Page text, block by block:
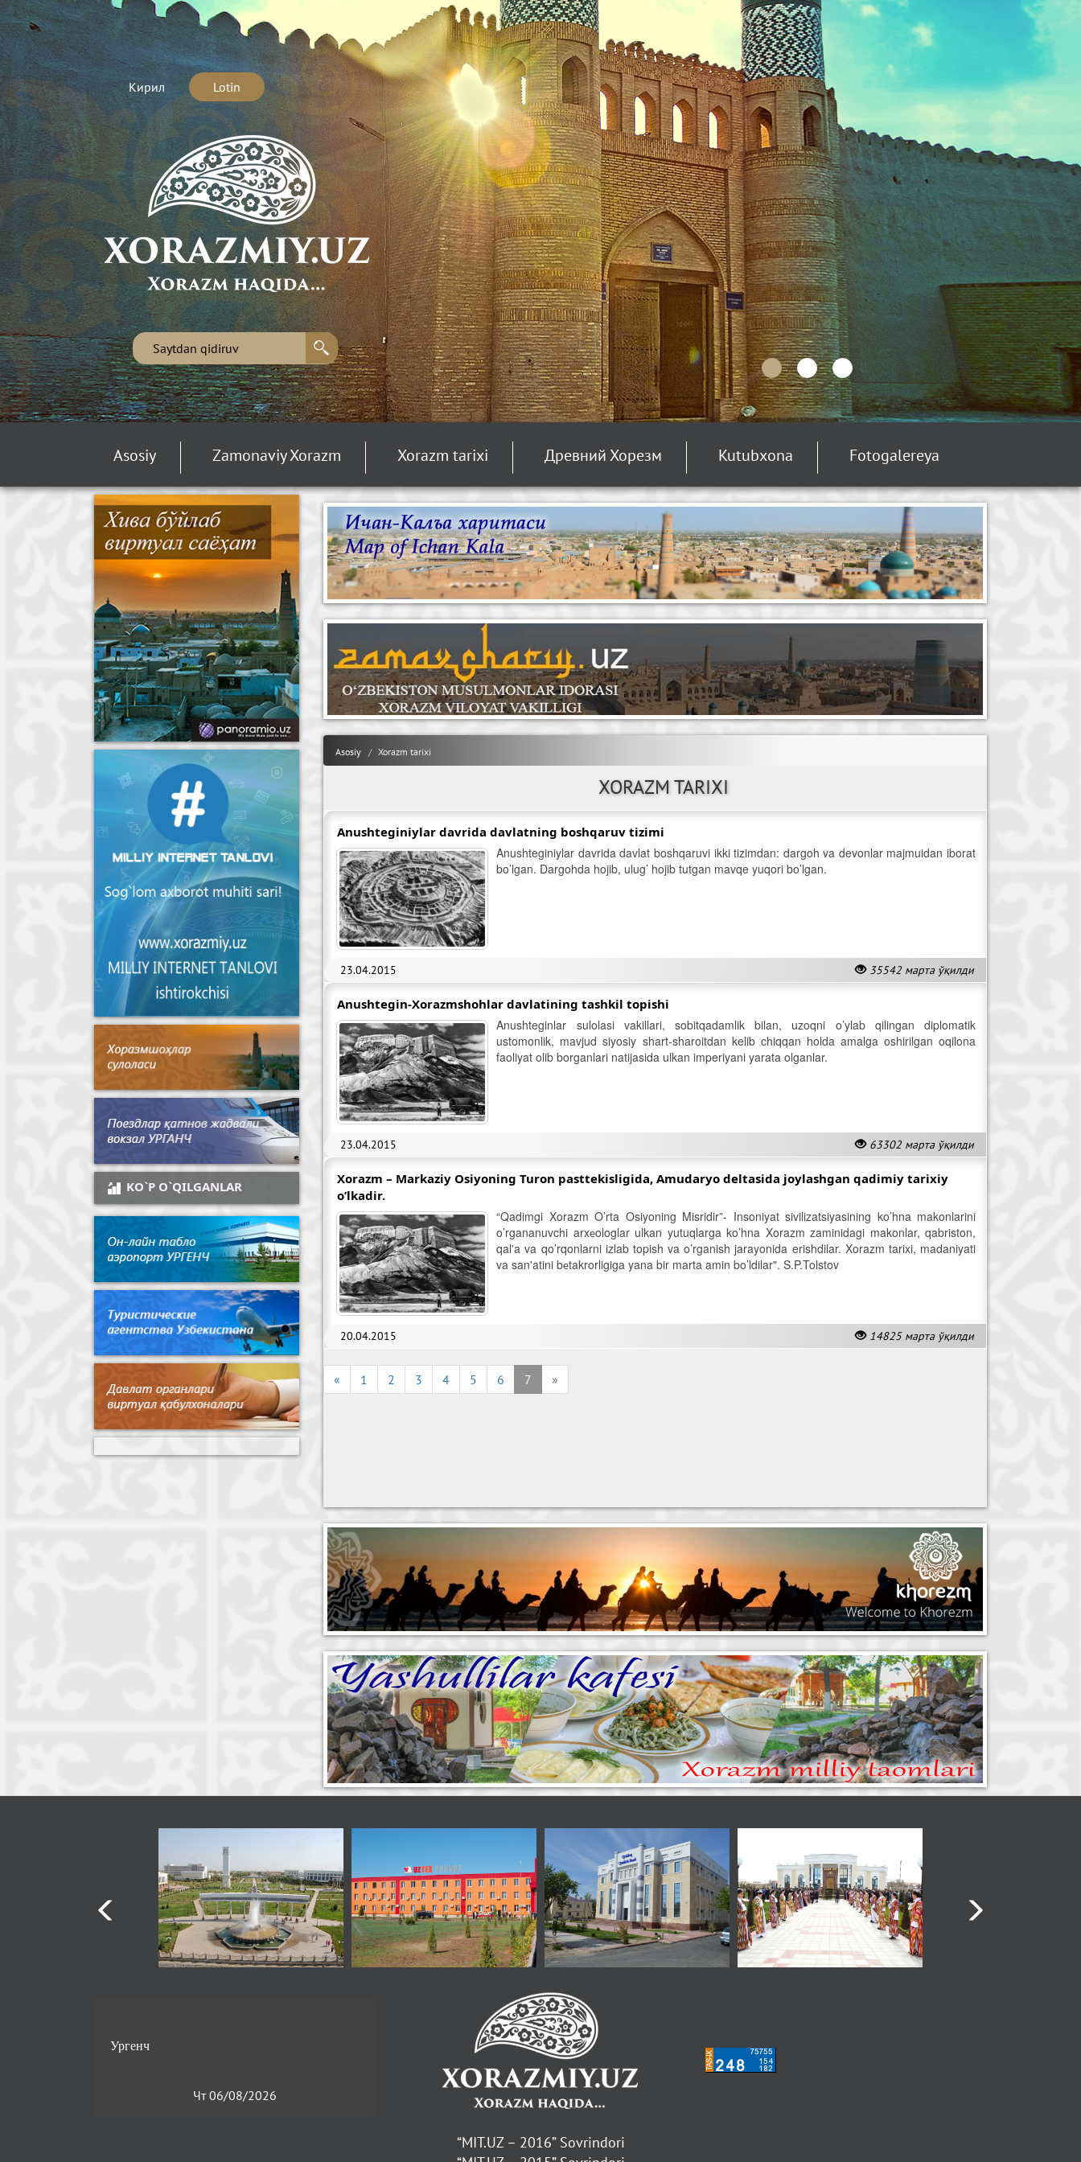
Кирил Lotin
Asosiy Zamonaviy Xorazm Xorazm tarixi Древний Хорезм Kutubxona Fotogalereya
Asosiy Xorazm tarixi
XORAZM TARIXI
Anushteginiylar davrida davlatning boshqaruv tizimi
23.04.2015 35542 марта ўқилди
Anushteginiylar davrida davlat boshqaruvi ikki tizimdan: dargoh va devonlar majmuidan iborat
bo’lgan. Dargohda hojib, ulug’ hojib tutgan mavqe yuqori bo’lgan.
Anushtegin-Xorazmshohlar davlatining tashkil topishi
23.04.2015 63302 марта ўқилди
Anushteginlar sulolasi vakillari, sobitqadamlik bilan, uzoqni o’ylab qilingan diplomatik
ustomonlik, mavjud siyosiy shart-sharoitdan kelib chiqqan holda amalga oshirilgan oqilona
faoliyat olib borganlari natijasida ulkan imperiyani yarata olganlar.
Xorazm – Markaziy Osiyoning Turon pasttеkisligida, Amudaryo dеltasida joylashgan qadimiy tarixiy
o’lkadir.
20.04.2015 14825 марта ўқилди
“Qadimgi Xorazm O’rta Osiyoning Misridir”- Insoniyat sivilizatsiyasining ko’hna makonlarini
o’rgananuvchi arxеologlar ulkan yutuqlarga ko’hna Xorazm zaminidagi makonlar, qabriston,
qal'a va qo’rqonlarni izlab topish va o’rganish jarayonida erishdilar. Xorazm tarixi, madaniyati
va san'atini bеtakrorligiga yana bir marta amin bo’ldilar". S.P.Tolstov
« 1 2 3 4 5 6 7 »
KO`P O`QILGANLAR
Чт 06/08/2026
“MIT.UZ – 2016” Sovrindori